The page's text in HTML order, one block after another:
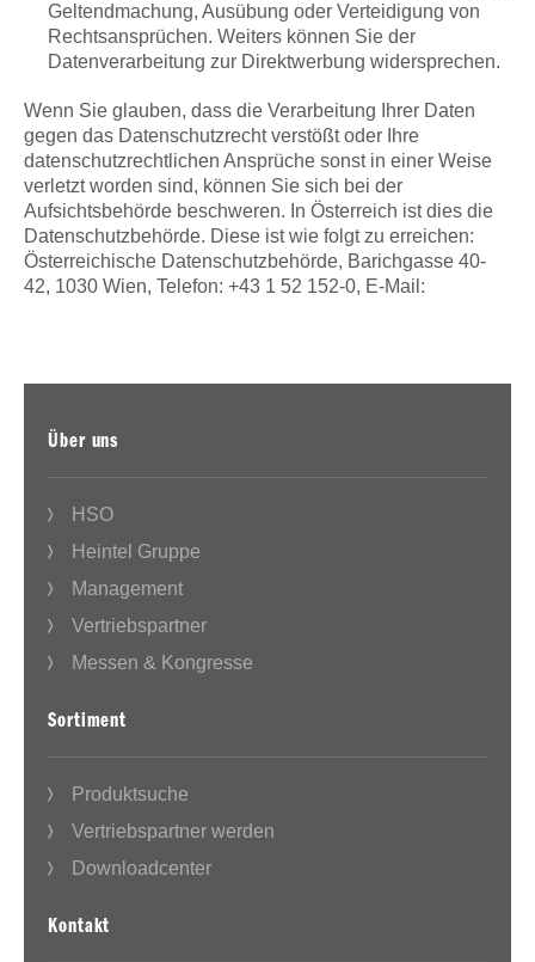
Geltendmachung, Ausübung oder Verteidigung von
Rechtsansprüchen. Weiters können Sie der
Datenverarbeitung zur Direktwerbung widersprechen.
Wenn Sie glauben, dass die Verarbeitung Ihrer Daten
gegen das Datenschutzrecht verstößt oder Ihre
datenschutzrechtlichen Ansprüche sonst in einer Weise
verletzt worden sind, können Sie sich bei der
Aufsichtsbehörde beschweren. In Österreich ist dies die
Datenschutzbehörde. Diese ist wie folgt zu erreichen:
Österreichische Datenschutzbehörde, Barichgasse 40-
42, 1030 Wien, Telefon: +43 1 52 152-0, E-Mail:
Über uns
HSO
Heintel Gruppe
Management
Vertriebspartner
Messen & Kongresse
Sortiment
Produktsuche
Vertriebspartner werden
Downloadcenter
Kontakt